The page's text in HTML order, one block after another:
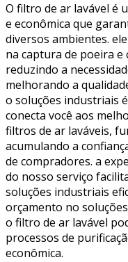
O filtro de ar lavável é
e econômica que
diversos ambientes.
na captura de poeira e
reduzindo a
melhorando a
o soluções industriais
conecta você aos
filtros de ar laváveis,
acumulando a
de compradores. a
do nosso serviço
soluções industriais
orçamento no
o filtro de ar lavável
processos de
econômica.